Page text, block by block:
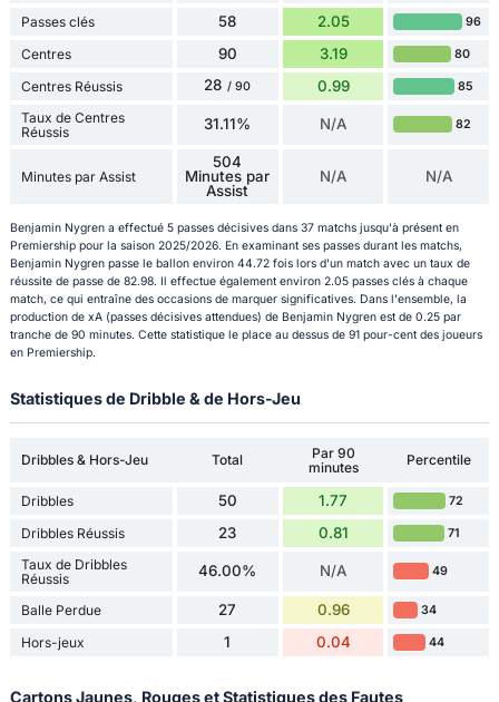
Passes clés 58 2.05 96
Centres 90 3.19 80
Centres Réussis 28 / 90 0.99 85
Taux de Centres
Réussis
31.11% N/A 82
Minutes par Assist
504
Minutes par
Assist
N/A N/A
Benjamin Nygren a effectué 5 passes décisives dans 37 matchs jusqu'à présent en
Premiership pour la saison 2025/2026. En examinant ses passes durant les matchs,
Benjamin Nygren passe le ballon environ 44.72 fois lors d'un match avec un taux de
réussite de passe de 82.98. Il effectue également environ 2.05 passes clés à chaque
match, ce qui entraîne des occasions de marquer significatives. Dans l'ensemble, la
production de xA (passes décisives attendues) de Benjamin Nygren est de 0.25 par
tranche de 90 minutes. Cette statistique le place au dessus de 91 pour-cent des joueurs
en Premiership.
Statistiques de Dribble & de Hors-Jeu
Dribbles & Hors-Jeu Total
Par 90
minutes
Percentile
Dribbles 50 1.77 72
Dribbles Réussis 23 0.81 71
Taux de Dribbles
Réussis
46.00% N/A 49
Balle Perdue 27 0.96 34
Hors-jeux 1 0.04 44
Cartons Jaunes, Rouges et Statistiques des Fautes